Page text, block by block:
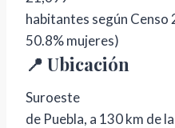
habitantes según Censo
50.8% mujeres)
📍 Ubicación
Suroeste
de Puebla, a 130 km de